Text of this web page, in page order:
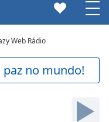
Web Rádio
paz no mundo!